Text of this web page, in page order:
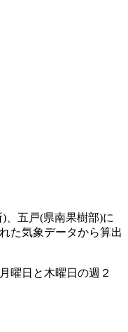
、五戸(県南果樹部)に
た気象データから算出
曜日と木曜日の週２